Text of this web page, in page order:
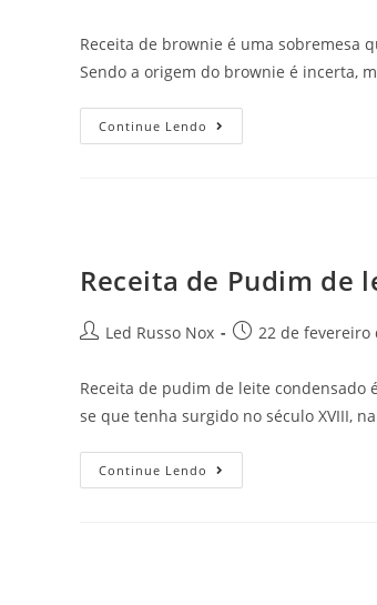
Receita de brownie é uma sobremesa
Sendo a origem do brownie é incerta,
Continue Lendo
Receita de Pudim de
Led Russo Nox 22 de fevereiro
Receita de pudim de leite condensado
se que tenha surgido no século XVIII,
Continue Lendo